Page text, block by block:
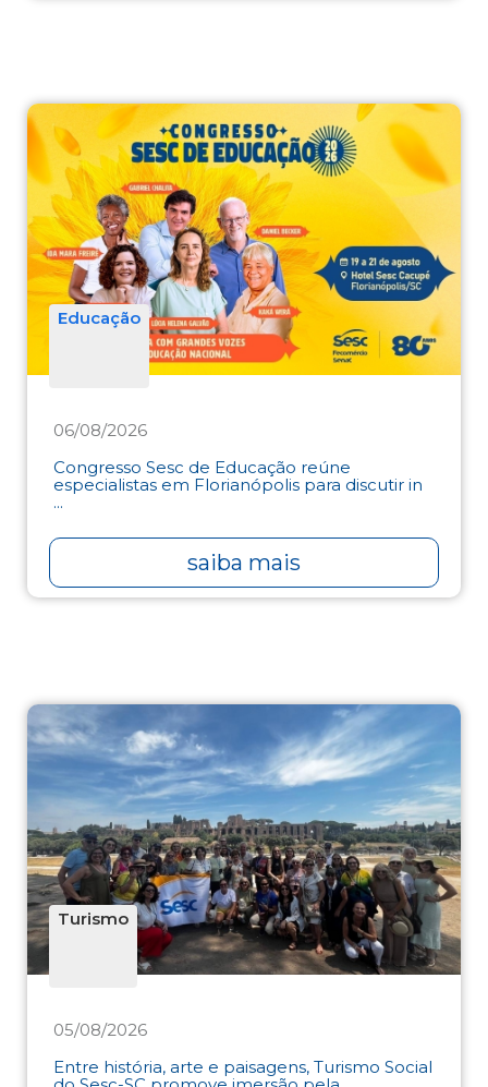
Educação
06/08/2026
Congresso Sesc de Educação reúne
especialistas em Florianópolis para discutir in
...
saiba mais
Turismo
05/08/2026
Entre história, arte e paisagens, Turismo Social